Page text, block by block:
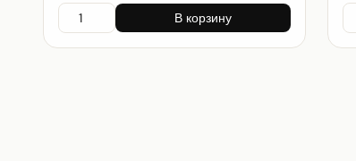
В корзину